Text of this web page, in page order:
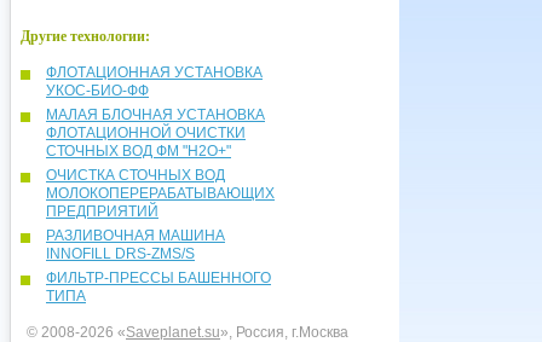
Другие технологии:
ФЛОТАЦИОННАЯ УСТАНОВКА
УКОС-БИО-ФФ
МАЛАЯ БЛОЧНАЯ УСТАНОВКА
ФЛОТАЦИОННОЙ ОЧИСТКИ
СТОЧНЫХ ВОД ФМ "Н2О+"
ОЧИСТКА СТОЧНЫХ ВОД
МОЛОКОПЕРЕРАБАТЫВАЮЩИХ
ПРЕДПРИЯТИЙ
РАЗЛИВОЧНАЯ МАШИНА
INNOFILL DRS-ZMS/S
ФИЛЬТР-ПРЕССЫ БАШЕННОГО
ТИПА
© 2008-2026 «Saveplanet.su», Россия, г.Москва